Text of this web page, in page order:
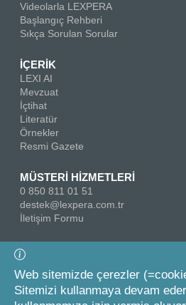
Videolarla LEXPERA
Başlangıç Rehberi
Sıkça Sorulan Sorular
İÇERİK
LEXI AI
Mevzuat
İçtihat
Literatür
Örnekler
Resmi Gazete
MÜSTERİ HİZMETLERİ
0 850 811 01 51
destek@lexpera.com.tr
İletişim Formu
Bizi Takip Edin
Web sitemizde çerezler
Sitemizi kullanmaya devam